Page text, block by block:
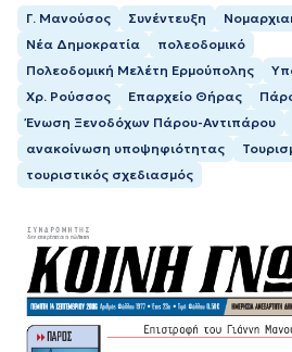
Γ. Μανούσος Συνέντευξη
Νέα Δημοκρατία
πολεοδομικό
Πολεοδομική Μελέτη Ερμούπολης
Χρ. Ρούσσος
Επαρχείο Θήρας
Ένωση Ξενοδόχων Πάρου-Αντιπάρου
ανακοίνωση υποψηφιότητας
τουριστικός σχεδιασμός